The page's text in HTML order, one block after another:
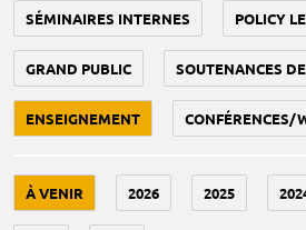
SÉMINAIRES INTERNES POLICY
GRAND PUBLIC SOUTENANCES
ENSEIGNEMENT CONFÉRENCES/
À VENIR 2026 2025